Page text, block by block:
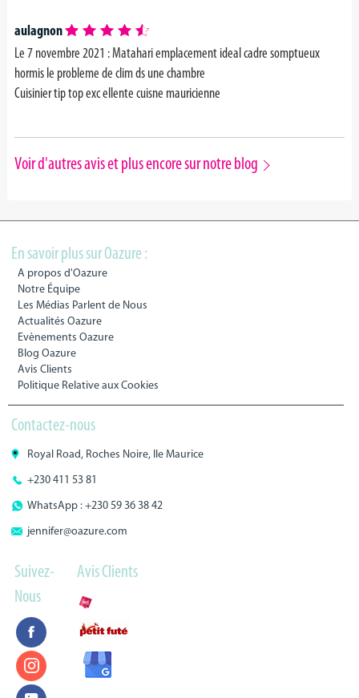
aulagnon
Le 7 novembre 2021 : Matahari emplacement ideal cadre somptueux
hormis le probleme de clim ds une chambre
Cuisinier tip top exc ellente cuisne mauricienne
Voir d'autres avis et plus encore sur notre blog
En savoir plus sur Oazure :
A propos d'Oazure
Notre Équipe
Les Médias Parlent de Nous
Actualités Oazure
Evènements Oazure
Blog Oazure
Avis Clients
Politique Relative aux Cookies
Contactez-nous
Royal Road, Roches Noire, Ile Maurice
+230 411 53 81
WhatsApp : +230 59 36 38 42
jennifer@oazure.com
Suivez-
Nous
Avis Clients